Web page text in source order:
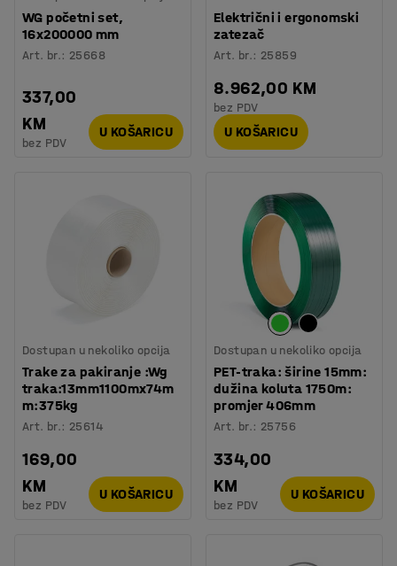
WG početni set,
16x200000 mm
Art. br.: 25668
337,00
KM
bez PDV
U KOŠARICU
Električni i ergonomski
zatezač
Art. br.: 25859
8.962,00 KM
bez PDV
U KOŠARICU
Dostupan u nekoliko opcija
Trake za pakiranje :Wg
traka:13mm1100mx74m
m:375kg
Art. br.: 25614
169,00
KM
bez PDV
U KOŠARICU
Dostupan u nekoliko opcija
PET-traka: širine 15mm:
dužina koluta 1750m:
promjer 406mm
Art. br.: 25756
334,00
KM
bez PDV
U KOŠARICU